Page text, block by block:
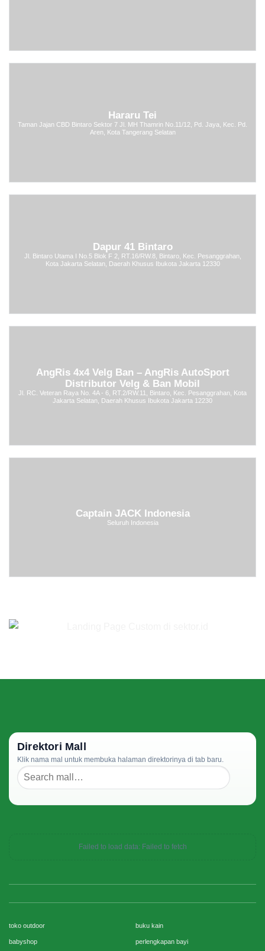
Hararu Tei
Taman Jajan CBD Bintaro Sektor 7 Jl. MH Thamrin No.11/12, Pd. Jaya, Kec. Pd.
Aren, Kota Tangerang Selatan
Dapur 41 Bintaro
Jl. Bintaro Utama I No.5 Blok F 2, RT.16/RW.8, Bintaro, Kec. Pesanggrahan,
Kota Jakarta Selatan, Daerah Khusus Ibukota Jakarta 12330
AngRis 4x4 Velg Ban – AngRis AutoSport
Distributor Velg & Ban Mobil
Jl. RC. Veteran Raya No. 4A - 6, RT.2/RW.11, Bintaro, Kec. Pesanggrahan, Kota
Jakarta Selatan, Daerah Khusus Ibukota Jakarta 12230
Captain JACK Indonesia
Seluruh Indonesia
Direktori Mall
Klik nama mal untuk membuka halaman direktorinya di tab baru.
Failed to load data: Failed to fetch
toko outdoor buku kain
babyshop perlengkapan bayi